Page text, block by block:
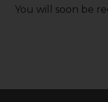
You will soon be